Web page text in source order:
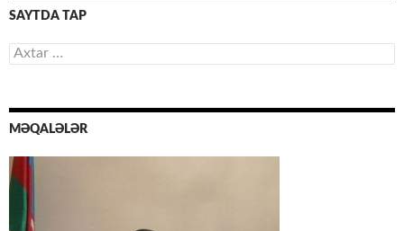
SAYTDA TAP
Axtarış:
MƏQALƏLƏR